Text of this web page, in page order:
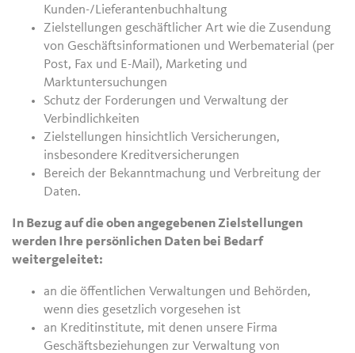
Kunden-/Lieferantenbuchhaltung
Zielstellungen geschäftlicher Art wie die Zusendung
von Geschäftsinformationen und Werbematerial (per
Post, Fax und E-Mail), Marketing und
Marktuntersuchungen
Schutz der Forderungen und Verwaltung der
Verbindlichkeiten
Zielstellungen hinsichtlich Versicherungen,
insbesondere Kreditversicherungen
Bereich der Bekanntmachung und Verbreitung der
Daten.
In Bezug auf die oben angegebenen Zielstellungen
werden Ihre persönlichen Daten bei Bedarf
weitergeleitet:
an die öffentlichen Verwaltungen und Behörden,
wenn dies gesetzlich vorgesehen ist
an Kreditinstitute, mit denen unsere Firma
Geschäftsbeziehungen zur Verwaltung von